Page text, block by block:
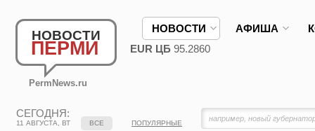
НОВОСТИ
ПЕРМИ
PermNews.ru
НОВОСТИ АФИША
EUR ЦБ 95.2860
СЕГОДНЯ:
11 АВГУСТА, ВТ ВСЕ ПОПУЛЯРНЫЕ